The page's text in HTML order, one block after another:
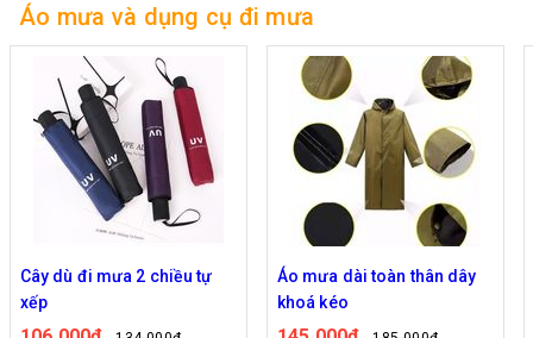
Áo mưa và dụng cụ đi mưa
Cây dù đi mưa 2 chiều tự
xếp
Áo mưa dài toàn thân dây
khoá kéo